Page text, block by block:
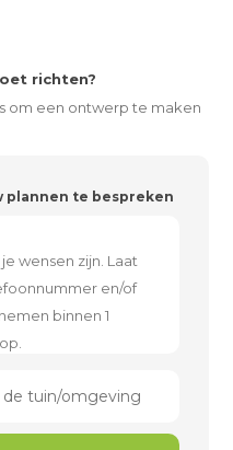
richten?
om een ontwerp te maken
plannen te bespreken
de tuin/omgeving